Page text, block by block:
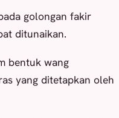
golongan fakir
ditunaikan.
bentuk wang
yang ditetapkan oleh